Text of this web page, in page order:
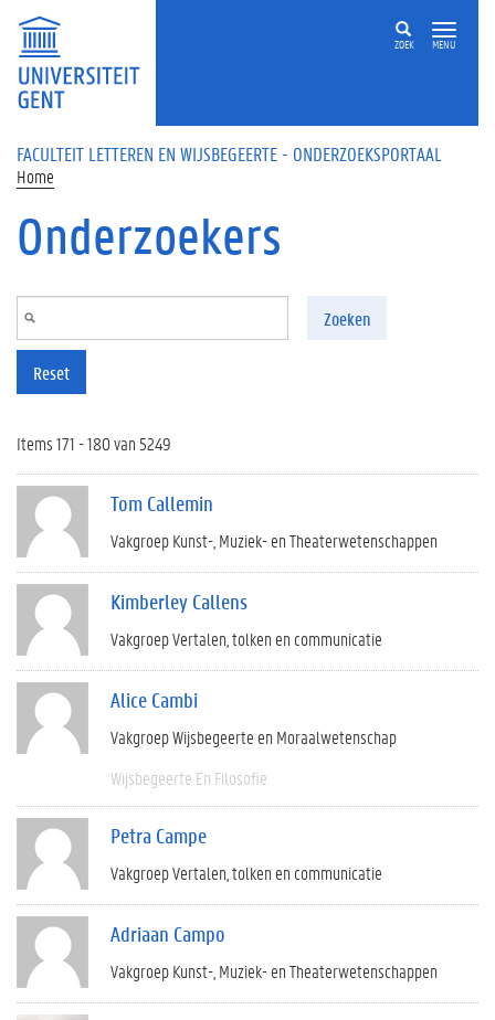
Overslaan en naar de inhoud gaan
ZOEK MENU
FACULTEIT LETTEREN EN WIJSBEGEERTE - ONDERZOEKSPORTAAL
Home
Onderzoekers
Zoeken
Reset
Items 171 - 180 van 5249
Tom Callemin
Vakgroep Kunst-, Muziek- en Theaterwetenschappen
Kimberley Callens
Vakgroep Vertalen, tolken en communicatie
Alice Cambi
Vakgroep Wijsbegeerte en Moraalwetenschap
Wijsbegeerte En Filosofie
Petra Campe
Vakgroep Vertalen, tolken en communicatie
Adriaan Campo
Vakgroep Kunst-, Muziek- en Theaterwetenschappen